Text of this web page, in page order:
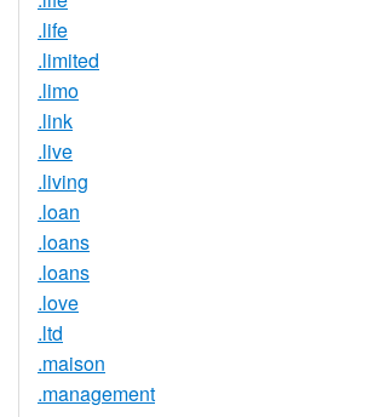
.life
.limited
.limo
.link
.live
.living
.loan
.loans
.loans
.love
.ltd
.maison
.management